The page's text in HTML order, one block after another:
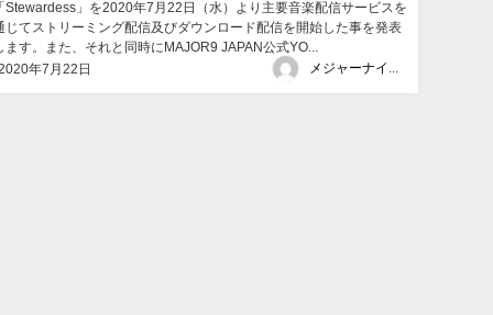
Stewardess」を2020年7月22日（水）より主要音楽配信サービスを
じてストリーミング配信及びダウンロード配信を開始した事を発表
ます。また、それと同時にMAJOR9 JAPAN公式YO...
年7月22日